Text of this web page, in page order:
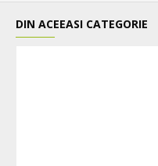
DIN ACEEASI CATEGORIE